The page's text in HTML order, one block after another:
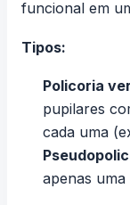
funcional em
Tipos:
Policoria
pupilares
cada uma
apenas